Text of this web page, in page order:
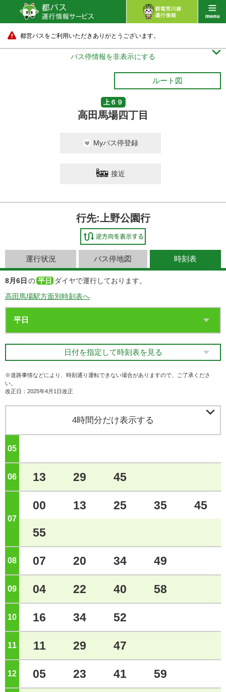
都営バスをご利用いただきありがとうございます。
バス停情報を非表示にする 
ルート図
上６９
高田馬場四丁目
Myバス停登録
接近
行先:上野公園行
運行状況 バス停地図 時刻表
8月6日 の 平日
ダイヤで運行しております。
高田馬場駅方面別時刻表へ
日付を指定して時刻表を見る
※道路事情などにより、時刻通り運転できない場合がありますので、ご了承くださ
い。
改正日：2025年4月1日改正
4時間分だけ表示する 
05
06 13 29 45
07 ジ
00 13 25 35 45
55
08 07 20 34 49
09 04 22 40 58
10 16 34 52
11 11 29 47
12 05 23 41 59